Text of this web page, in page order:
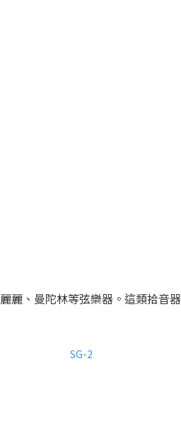
麗、曼陀林等弦樂器。這類拾音